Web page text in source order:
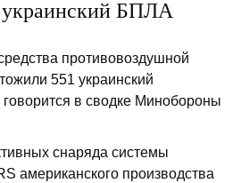
украинский БПЛА
противовоздушной
551 украинский
в сводке Минобороны
снаряда системы
американского производства